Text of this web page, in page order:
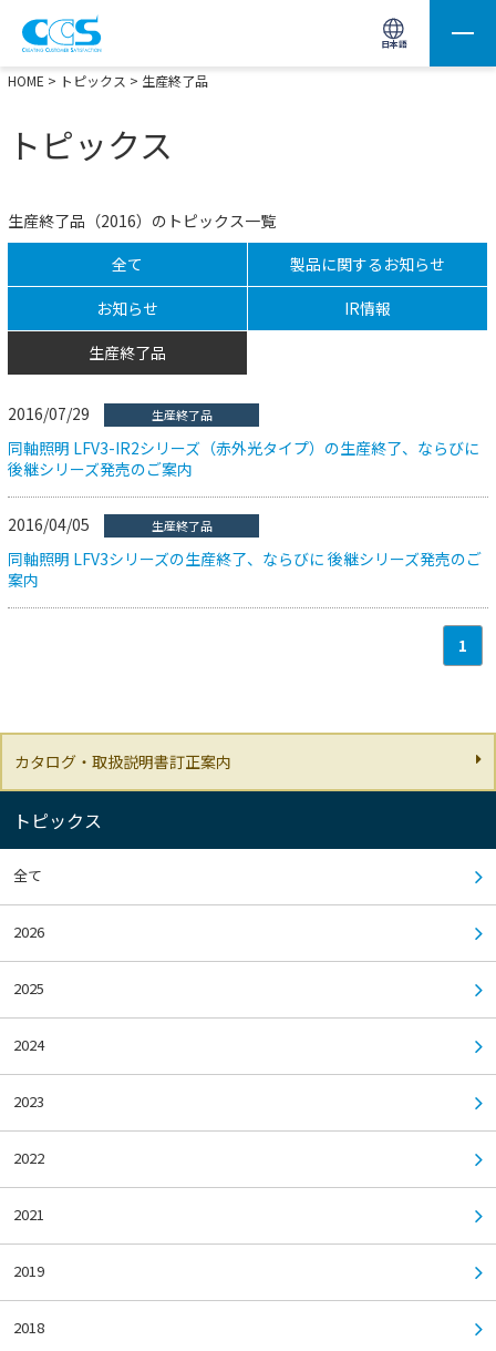
日本語
画像処理用の製品検索 サイト内検索(Enterで実行)
HOME > トピックス > 生産終了品
トピックス
生産終了品（2016）のトピックス一覧
全て
製品に関するお知らせ
お知らせ
IR情報
生産終了品
2016/07/29 生産終了品
同軸照明 LFV3-IR2シリーズ（赤外光タイプ）の生産終了、ならびに
後継シリーズ発売のご案内
2016/04/05 生産終了品
同軸照明 LFV3シリーズの生産終了、ならびに 後継シリーズ発売のご
案内
1
カタログ・取扱説明書訂正案内
トピックス
全て
2026
2025
2024
2023
2022
2021
2019
2018